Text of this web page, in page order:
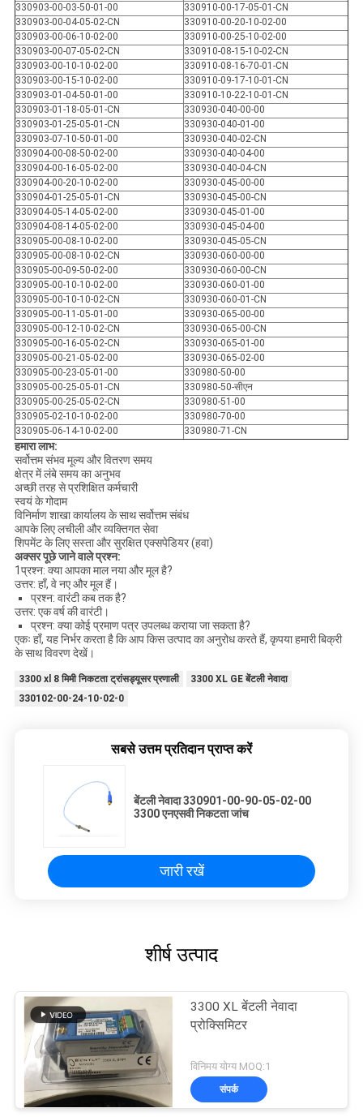
330903-00-03-50-01-00
330910-00-17-05-01-CN
330903-00-04-05-02-CN
330910-00-20-10-02-00
330903-00-06-10-02-00
330910-00-25-10-02-00
330903-00-07-05-02-CN
330910-08-15-10-02-CN
330903-00-10-10-02-00
330910-08-16-70-01-CN
330903-00-15-10-02-00
330910-09-17-10-01-CN
330903-01-04-50-01-00
330910-10-22-10-01-CN
330903-01-18-05-01-CN
330930-040-00-00
330903-01-25-05-01-CN
330930-040-01-00
330903-07-10-50-01-00
330930-040-02-CN
330904-00-08-50-02-00
330930-040-04-00
330904-00-16-05-02-00
330930-040-04-CN
330904-00-20-10-02-00
330930-045-00-00
330904-01-25-05-01-CN
330930-045-00-CN
330904-05-14-05-02-00
330930-045-01-00
330904-08-14-05-02-00
330930-045-04-00
330905-00-08-10-02-00
330930-045-05-CN
330905-00-08-10-02-CN
330930-060-00-00
330905-00-09-50-02-00
330930-060-00-CN
330905-00-10-10-02-00
330930-060-01-00
330905-00-10-10-02-CN
330930-060-01-CN
330905-00-11-05-01-00
330930-065-00-00
330905-00-12-10-02-CN
330930-065-00-CN
330905-00-16-05-02-CN
330930-065-01-00
330905-00-21-05-02-00
330930-065-02-00
330905-00-23-05-01-00
330980-50-00
330905-00-25-05-01-CN
330980-50-सीएन
330905-00-25-05-02-CN
330980-51-00
330905-02-10-10-02-00
330980-70-00
330905-06-14-10-02-00
330980-71-CN
हमारा लाभ:
सर्वोत्तम संभव मूल्य और वितरण समय
क्षेत्र में लंबे समय का अनुभव
अच्छी तरह से प्रशिक्षित कर्मचारी
स्वयं के गोदाम
विनिर्माण शाखा कार्यालय के साथ सर्वोत्तम संबंध
आपके लिए लचीली और व्यक्तिगत सेवा
शिपमेंट के लिए सस्ता और सुरक्षित एक्सपेडियर (हवा)
अक्सर पूछे जाने वाले प्रश्न:
1प्रश्न: क्या आपका माल नया और मूल है?
उत्तर: हाँ, वे नए और मूल हैं।
प्रश्न: वारंटी कब तक है?
उत्तर: एक वर्ष की वारंटी।
प्रश्न: क्या कोई प्रमाण पत्र उपलब्ध कराया जा सकता है?
एकः हाँ, यह निर्भर करता है कि आप किस उत्पाद का अनुरोध करते हैं, कृपया हमारी बिक्री
के साथ विवरण देखें।
3300 xl 8 मिमी निकटता ट्रांसड्यूसर प्रणाली
3300 XL GE बेंटली नेवादा
330102-00-24-10-02-0
सबसे उत्तम प्रतिदान प्राप्त करें
बेंटली नेवादा 330901-00-90-05-02-00
3300 एनएसवी निकटता जांच
जारी रखें
शीर्ष उत्पाद
3300 XL बेंटली नेवादा
प्रोक्सिमिटर
विनिमय योग्य MOQ:1
संपर्क